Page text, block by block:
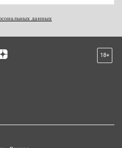
данных
18+